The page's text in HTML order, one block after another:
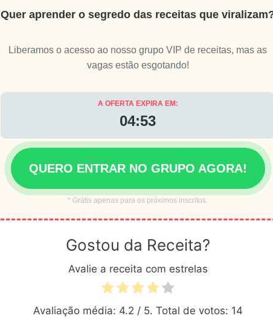
Quer aprender o segredo das receitas que
Liberamos o acesso ao nosso grupo VIP de receitas, mas as
vagas estão esgotando!
A OFERTA EXPIRA EM:
04:51
QUERO ENTRAR NO GRUPO AGORA!
* Grátis apenas para os próximos inscritos.
Gostou da Receita?
Avalie a receita com estrelas
Avaliação média: 4.2 / 5. Total de votos: 14